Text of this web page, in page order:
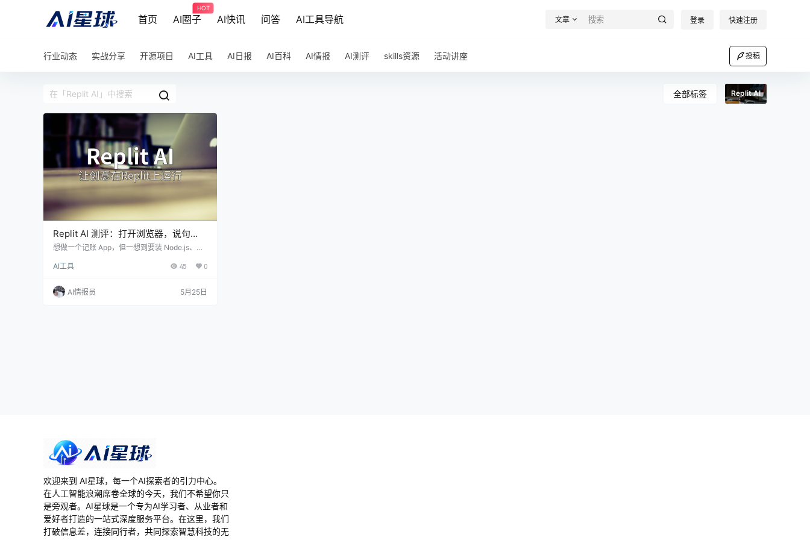
首页 AI圈子
HOT
AI快讯 问答 AI工具导航 文章 登录 快速注册
行业动态 实战分享 开源项目 AI工具 AI日报 AI百科 AI情报 AI测评 skills资源 活动讲座 投稿
全部标签 Replit AI
Replit AI 测评：打开浏览器，说句
话，一个完整应用就上线了
想做一个记账 App，但一想到要装 Node.js、配
这个。它把 IDE、AI Agent、数据库、部署全塞
代码、跑测试、修 bug、上线。听起来像科幻，
但 2026 年的 Agent 4 确实把这个流程做成了。
AI工具 45 0
AI情报员 5月25日
欢迎来到 AI星球，每一个AI探索者的引力中心。
在人工智能浪潮席卷全球的今天，我们不希望你只
是旁观者。AI星球是一个专为AI学习者、从业者和
爱好者打造的一站式深度服务平台。在这里，我们
打破信息差，连接同行者，共同探索智慧科技的无